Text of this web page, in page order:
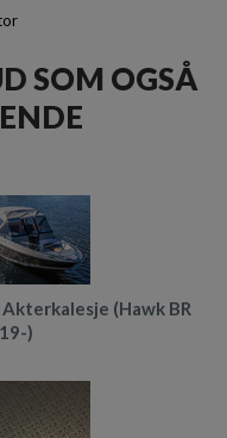
SOM OGSÅ
Akterkalesje (Hawk BR
)